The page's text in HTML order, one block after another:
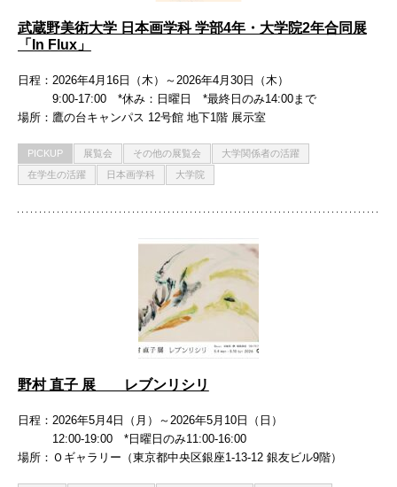
武蔵野美術大学 日本画学科 学部4年・大学院2年合同展
「In Flux」
日程
2026年4月16日（木）～2026年4月30日（木）
9:00-17:00 *休み：日曜日 *最終日のみ14:00まで
場所
鷹の台キャンパス 12号館 地下1階 展示室
PICKUP 展覧会 その他の展覧会
大学関係者の活躍
在学生の活躍
日本画学科 大学院
野村 直子 展 レブンリシリ
日程
2026年5月4日（月）～2026年5月10日（日）
12:00-19:00 *日曜日のみ11:00-16:00
場所
Ｏギャラリー（東京都中央区銀座1-13-12 銀友ビル9階）